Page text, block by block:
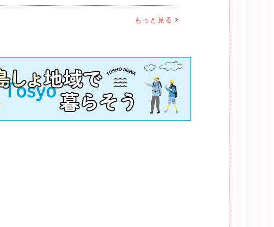
もっと見る